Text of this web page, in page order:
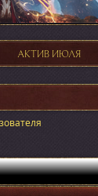
АКТИВ ИЮЛЯ